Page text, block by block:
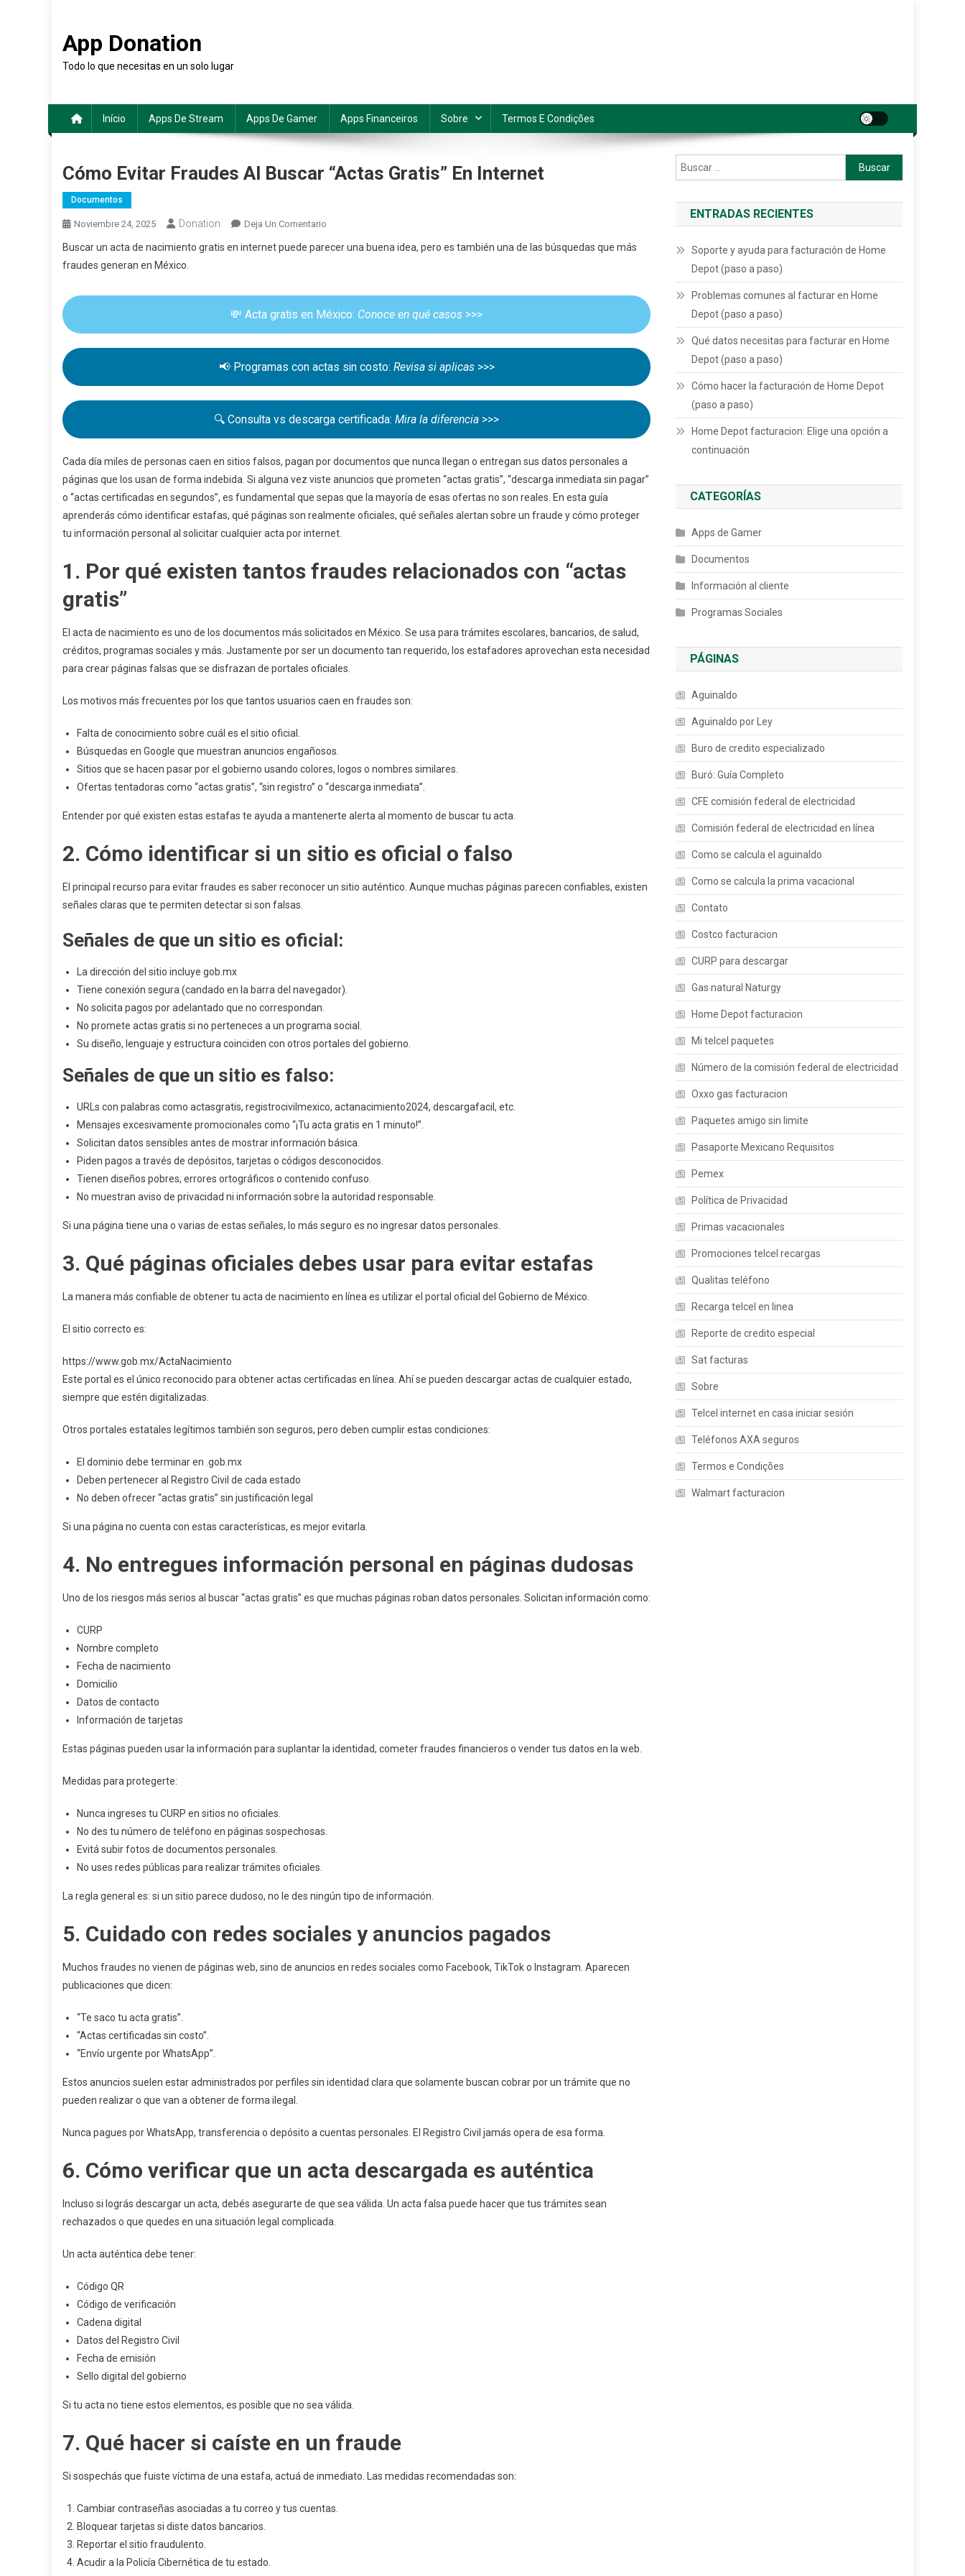
contenido
App Donation
Todo lo que necesitas en un solo lugar
Início Apps De Stream Apps De Gamer Apps Financeiros Sobre Termos E Condições
Cómo Evitar Fraudes Al Buscar “actas Gratis” En Internet
Documentos
Noviembre 24, 2025 Donation Deja Un Comentario
Internet
Buscar un acta de nacimiento gratis en internet puede parecer una buena idea, pero es también una de las búsquedas que más
fraudes generan en México.
💸 Acta gratis en México: Conoce en qué casos >>>
📢 Programas con actas sin costo: Revisa si aplicas>>>
🔍 Consulta vs descarga certificada: Mira la diferencia >>>
Cada día miles de personas caen en sitios falsos, pagan por documentos que nunca llegan o entregan sus datos personales a
páginas que los usan de forma indebida. Si alguna vez viste anuncios que prometen “actas gratis”, “descarga inmediata sin pagar”
o “actas certificadas en segundos”, es fundamental que sepas que la mayoría de esas ofertas no son reales. En esta guía
aprenderás cómo identificar estafas, qué páginas son realmente oficiales, qué señales alertan sobre un fraude y cómo proteger
tu información personal al solicitar cualquier acta por internet.
1. Por qué existen tantos fraudes relacionados con “actas
gratis”
El acta de nacimiento es uno de los documentos más solicitados en México. Se usa para trámites escolares, bancarios, de salud,
créditos, programas sociales y más. Justamente por ser un documento tan requerido, los estafadores aprovechan esta necesidad
para crear páginas falsas que se disfrazan de portales oficiales.
Los motivos más frecuentes por los que tantos usuarios caen en fraudes son:
Falta de conocimiento sobre cuál es el sitio oficial.
Búsquedas en Google que muestran anuncios engañosos.
Sitios que se hacen pasar por el gobierno usando colores, logos o nombres similares.
Ofertas tentadoras como “actas gratis”, “sin registro” o “descarga inmediata”.
Entender por qué existen estas estafas te ayuda a mantenerte alerta al momento de buscar tu acta.
2. Cómo identificar si un sitio es oficial o falso
El principal recurso para evitar fraudes es saber reconocer un sitio auténtico. Aunque muchas páginas parecen confiables, existen
señales claras que te permiten detectar si son falsas.
Señales de que un sitio es oficial:
La dirección del sitio incluye gob.mx
Tiene conexión segura (candado en la barra del navegador).
No solicita pagos por adelantado que no correspondan.
No promete actas gratis si no perteneces a un programa social.
Su diseño, lenguaje y estructura coinciden con otros portales del gobierno.
Señales de que un sitio es falso:
URLs con palabras como actasgratis, registrocivilmexico, actanacimiento2024, descargafacil, etc.
Mensajes excesivamente promocionales como “¡Tu acta gratis en 1 minuto!”.
Solicitan datos sensibles antes de mostrar información básica.
Piden pagos a través de depósitos, tarjetas o códigos desconocidos.
Tienen diseños pobres, errores ortográficos o contenido confuso.
No muestran aviso de privacidad ni información sobre la autoridad responsable.
Si una página tiene una o varias de estas señales, lo más seguro es no ingresar datos personales.
3. Qué páginas oficiales debes usar para evitar estafas
La manera más confiable de obtener tu acta de nacimiento en línea es utilizar el portal oficial del Gobierno de México.
El sitio correcto es:
https://www.gob.mx/ActaNacimiento
Este portal es el único reconocido para obtener actas certificadas en línea. Ahí se pueden descargar actas de cualquier estado,
siempre que estén digitalizadas.
Otros portales estatales legítimos también son seguros, pero deben cumplir estas condiciones:
El dominio debe terminar en .gob.mx
Deben pertenecer al Registro Civil de cada estado
No deben ofrecer “actas gratis” sin justificación legal
Si una página no cuenta con estas características, es mejor evitarla.
4. No entregues información personal en páginas dudosas
Uno de los riesgos más serios al buscar “actas gratis” es que muchas páginas roban datos personales. Solicitan información como:
CURP
Nombre completo
Fecha de nacimiento
Domicilio
Datos de contacto
Información de tarjetas
Estas páginas pueden usar la información para suplantar la identidad, cometer fraudes financieros o vender tus datos en la web.
Medidas para protegerte:
Nunca ingreses tu CURP en sitios no oficiales.
No des tu número de teléfono en páginas sospechosas.
Evitá subir fotos de documentos personales.
No uses redes públicas para realizar trámites oficiales.
La regla general es: si un sitio parece dudoso, no le des ningún tipo de información.
5. Cuidado con redes sociales y anuncios pagados
Muchos fraudes no vienen de páginas web, sino de anuncios en redes sociales como Facebook, TikTok o Instagram. Aparecen
publicaciones que dicen:
“Te saco tu acta gratis”.
“Actas certificadas sin costo”.
“Envío urgente por WhatsApp”.
Estos anuncios suelen estar administrados por perfiles sin identidad clara que solamente buscan cobrar por un trámite que no
pueden realizar o que van a obtener de forma ilegal.
Nunca pagues por WhatsApp, transferencia o depósito a cuentas personales. El Registro Civil jamás opera de esa forma.
6. Cómo verificar que un acta descargada es auténtica
Incluso si lográs descargar un acta, debés asegurarte de que sea válida. Un acta falsa puede hacer que tus trámites sean
rechazados o que quedes en una situación legal complicada.
Un acta auténtica debe tener:
Código QR
Código de verificación
Cadena digital
Datos del Registro Civil
Fecha de emisión
Sello digital del gobierno
Si tu acta no tiene estos elementos, es posible que no sea válida.
7. Qué hacer si caíste en un fraude
Si sospechás que fuiste víctima de una estafa, actuá de inmediato. Las medidas recomendadas son:
Cambiar contraseñas asociadas a tu correo y tus cuentas.
Bloquear tarjetas si diste datos bancarios.
Reportar el sitio fraudulento.
Acudir a la Policía Cibernética de tu estado.
Buscar:
ENTRADAS RECIENTES
Soporte y ayuda para facturación de Home
Depot (paso a paso)
Problemas comunes al facturar en Home
Depot (paso a paso)
Qué datos necesitas para facturar en Home
Depot (paso a paso)
Cómo hacer la facturación de Home Depot
(paso a paso)
Home Depot facturacion: Elige una opción a
continuación
CATEGORÍAS
Apps de Gamer
Documentos
Información al cliente
Programas Sociales
PÁGINAS
Aguinaldo
Aguinaldo por Ley
Buro de credito especializado
Buró: Guía Completo
CFE comisión federal de electricidad
Comisión federal de electricidad en línea
Como se calcula el aguinaldo
Como se calcula la prima vacacional
Contato
Costco facturacion
CURP para descargar
Gas natural Naturgy
Home Depot facturacion
Mi telcel paquetes
Número de la comisión federal de electricidad
Oxxo gas facturacion
Paquetes amigo sin limite
Pasaporte Mexicano Requisitos
Pemex
Política de Privacidad
Primas vacacionales
Promociones telcel recargas
Qualitas teléfono
Recarga telcel en linea
Reporte de credito especial
Sat facturas
Sobre
Telcel internet en casa iniciar sesión
Teléfonos AXA seguros
Termos e Condições
Walmart facturacion